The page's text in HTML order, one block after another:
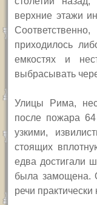
верхние этажи
приходилось
емкостях и
выбрасывать
Улицы Рима,
после пожара 64
узкими,
стоящих
едва достигали
была замощена.
речи